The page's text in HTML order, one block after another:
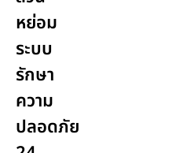
หย่อม
ระบบ
รักษา
ความ
ปลอดภัย